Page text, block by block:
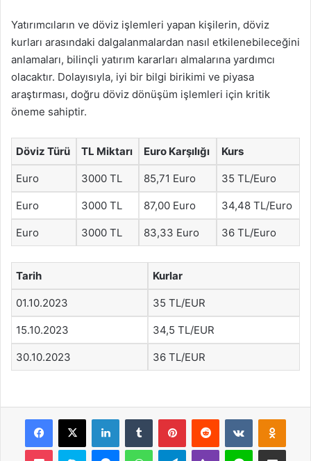
Yatırımcıların ve döviz işlemleri yapan kişilerin, döviz
kurları arasındaki dalgalanmalardan nasıl etkilenebileceğini
anlamaları, bilinçli yatırım kararları almalarına yardımcı
olacaktır. Dolayısıyla, iyi bir bilgi birikimi ve piyasa
araştırması, doğru döviz dönüşüm işlemleri için kritik
öneme sahiptir.
Döviz Türü TL Miktarı Euro Karşılığı Kurs
Euro 3000 TL 85,71 Euro 35 TL/Euro
Euro 3000 TL 87,00 Euro 34,48 TL/Euro
Euro 3000 TL 83,33 Euro 36 TL/Euro
Tarih Kurlar
01.10.2023 35 TL/EUR
15.10.2023 34,5 TL/EUR
30.10.2023 36 TL/EUR
Facebook
X LinkedInTumblr PinterestReddit VKontakte
Pocket Skype MessengerWhatsAppTelegramViber Line E-Posta ile